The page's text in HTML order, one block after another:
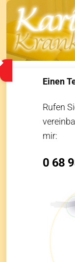
Skip
content
Einen
Rufen
mir:
0 68